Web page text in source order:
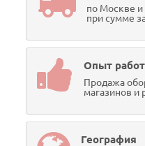
по Москве и
при сумме
Опыт
Продажа
магазинов и
География